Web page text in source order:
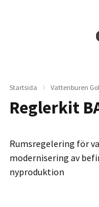
Startsida Vattenburen
Reglerkit
Rumsregelering för
modernisering av
nyproduktion